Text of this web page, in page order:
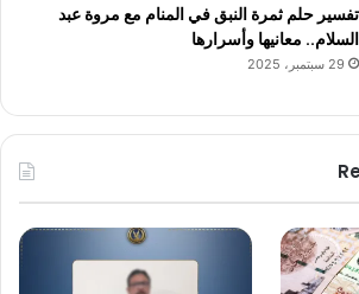
تفسير حلم ثمرة النبق في المنام مع مروة عبد
السلام.. معانيها وأسرارها
29 سبتمبر، 2025